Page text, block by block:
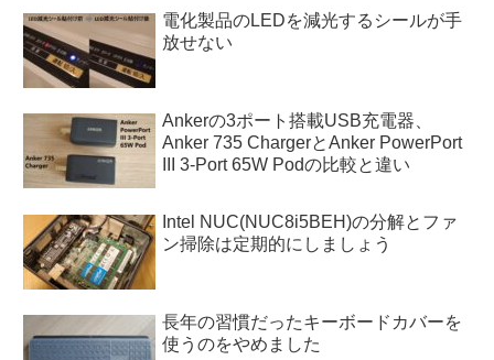
電化製品のLEDを減光するシールが手
放せない
Ankerの3ポート搭載USB充電器、
Anker 735 ChargerとAnker PowerPort
III 3-Port 65W Podの比較と違い
Intel NUC(NUC8i5BEH)の分解とファ
ン掃除は定期的にしましょう
長年の習慣だったキーボードカバーを
使うのをやめました